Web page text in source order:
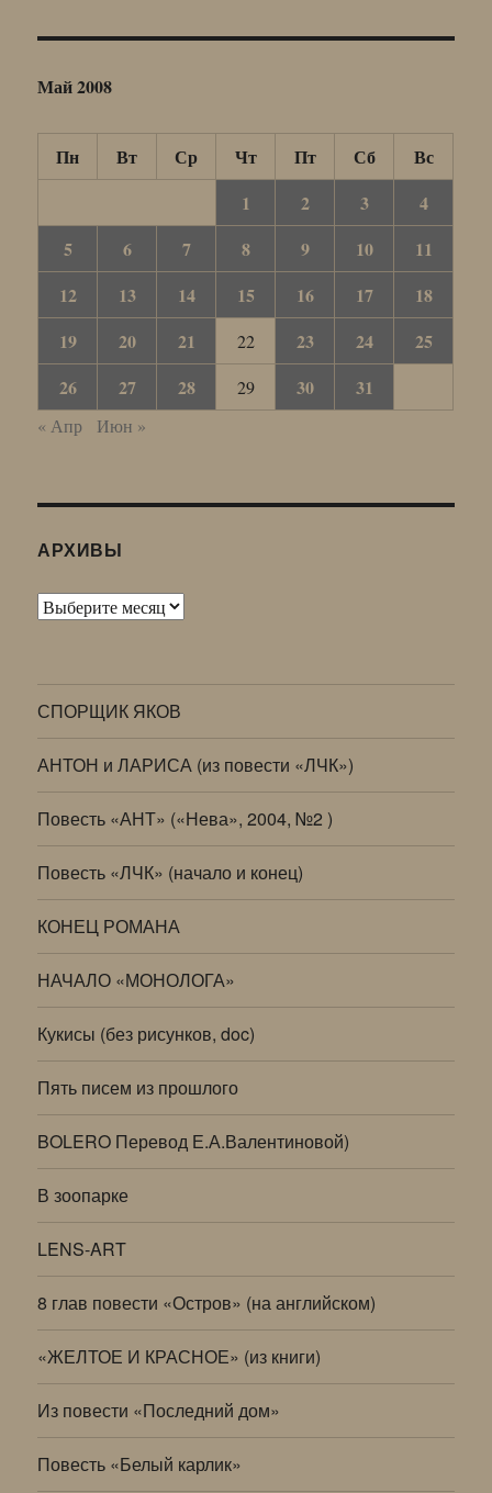
Май 2008
Пн Вт Ср Чт Пт Сб
Вс
1
2 3
4
5
6 7 8 9 10
11
12
13 14 15 16 17
18
19
20 21 22 23 24
25
26
27 28 29 30 31
« Апр Июн »
АРХИВЫ
Архивы
СПОРЩИК ЯКОВ
АНТОН и ЛАРИСА (из повести «ЛЧК»)
Повесть «АНТ» («Нева», 2004, №2 )
Повесть «ЛЧК» (начало и конец)
КОНЕЦ РОМАНА
НАЧАЛО «МОНОЛОГА»
Кукисы (без рисунков, doc)
Пять писем из прошлого
BOLERO Перевод Е.А.Валентиновой)
В зоопарке
LENS-ART
8 глав повести «Остров» (на английском)
«ЖЕЛТОЕ И КРАСНОЕ» (из книги)
Из повести «Последний дом»
Повесть «Белый карлик»